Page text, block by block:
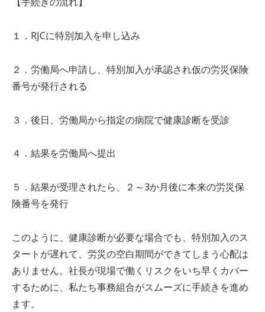
１．RJCに特別加入を申し込み
２．労働局へ申請し、特別加入が承認され仮の労災保険
番号が発行される
３．後日、労働局から指定の病院で健康診断を受診
４．結果を労働局へ提出
５．結果が受理されたら、２～3か月後に本来の労災保
険番号を発行
このように、健康診断が必要な場合でも、特別加入のス
タートが遅れて、労災の空白期間ができてしまう心配は
ありません。社長が現場で働くリスクをいち早くカバー
するために、私たち事務組合がスムーズに手続きを進め
ます。